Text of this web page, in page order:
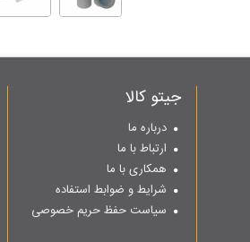
جیتو کالا
درباره ما
ارتباط با ما
همکاری با ما
شرایط و ضوابط استفاده
سیاست حفظ حریم خصوصی